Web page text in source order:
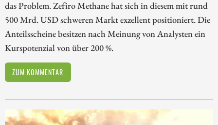
das Problem. Zefiro Methane hat sich in diesem mit rund
500 Mrd. USD schweren Markt exzellent positioniert. Die
Anteilsscheine besitzen nach Meinung von Analysten ein
Kurspotenzial von über 200 %.
ZUM KOMMENTAR